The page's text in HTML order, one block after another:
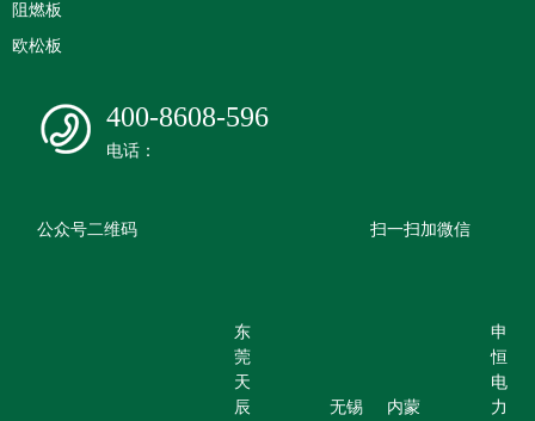
阻燃板
欧松板
400-8608-596
电话：
公众号二维码 扫一扫加微信
东
莞
天
辰
无锡 内蒙
申
恒
电
力